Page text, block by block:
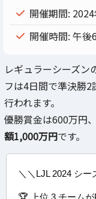
開催期間:
開催時間: 午後
レギュラーシーズ
フは4日間で準決勝
行われます。
優勝賞金は600万円
額1,000万円です。
＼＼LJL 2024 シ